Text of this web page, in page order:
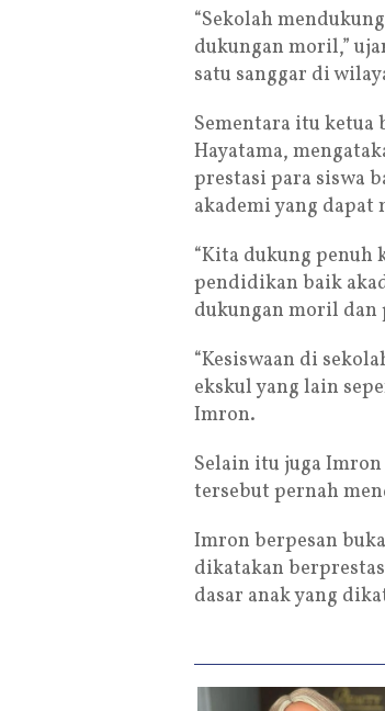
“Sekolah
dukungan moril,”
satu sanggar di
Sementara itu ketua
Hayatama,
prestasi para siswa
akademi yang
“Kita dukung penuh
pendidikan baik
dukungan moril dan
“Kesiswaan di
ekskul yang lain
Imron.
Selain itu juga
tersebut pernah
Imron berpesan
dikatakan
dasar anak yang